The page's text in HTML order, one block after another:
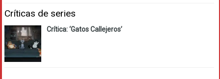
Críticas de series
Crítica: ‘Gatos Callejeros’